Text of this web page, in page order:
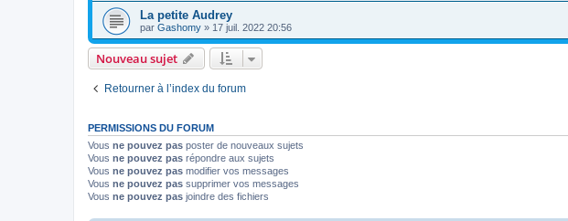
La petite Audrey
par Gashomy » 17 juil. 2022 20:56
Nouveau sujet
Retourner à l’index du forum
PERMISSIONS DU FORUM
Vous ne pouvez pas poster de nouveaux sujets
Vous ne pouvez pas répondre aux sujets
Vous ne pouvez pas modifier vos messages
Vous ne pouvez pas supprimer vos messages
Vous ne pouvez pas joindre des fichiers